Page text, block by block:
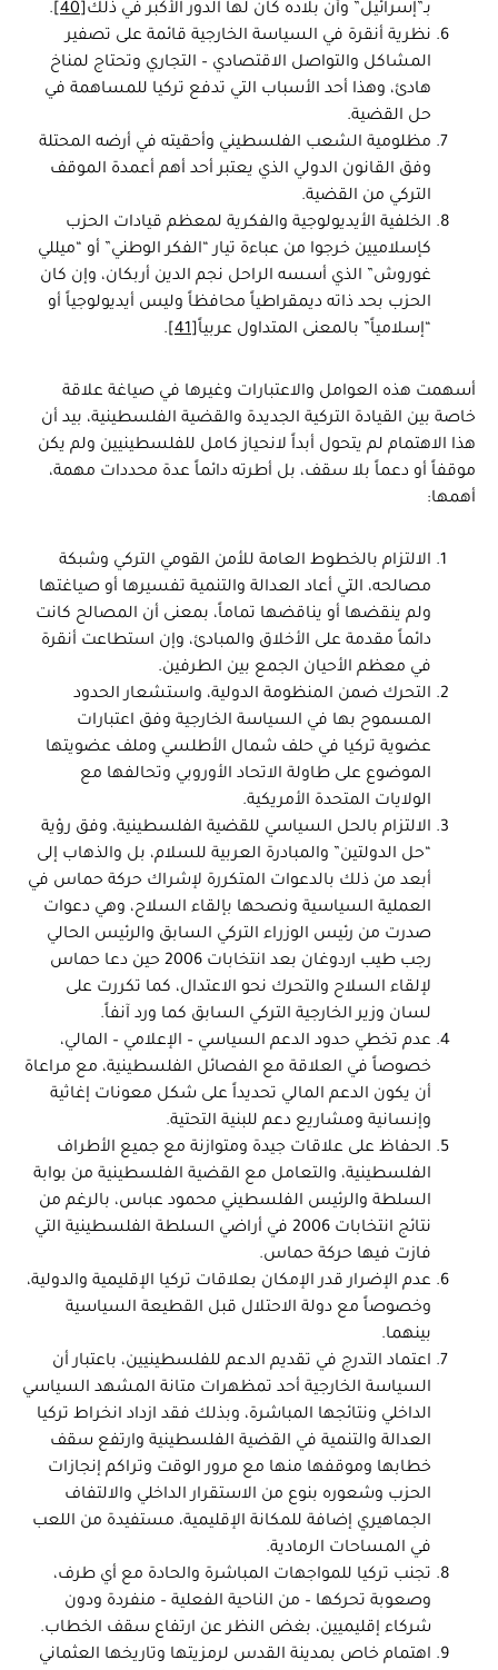
بـ”إسرائيل” وأن بلاده كان لها الدور الأكبر في ذلك[40]
.
نظرية أنقرة في السياسة الخارجية قائمة على تصفير
المشاكل والتواصل الاقتصادي – التجاري وتحتاج لمناخ
هادئ، وهذا أحد الأسباب التي تدفع تركيا للمساهمة في
حل القضية.
مظلومية الشعب الفلسطيني وأحقيته في أرضه المحتلة
وفق القانون الدولي الذي يعتبر أحد أهم أعمدة الموقف
التركي من القضية.
الخلفية الأيديولوجية والفكرية لمعظم قيادات الحزب
كإسلاميين خرجوا من عباءة تيار “الفكر الوطني” أو “ميللي
غوروش” الذي أسسه الراحل نجم الدين أربكان، وإن كان
الحزب بحد ذاته ديمقراطياً محافظاً وليس أيديولوجياً أو
“إسلامياً” بالمعنى المتداول عربياً[41]
.
أسهمت هذه العوامل والاعتبارات وغيرها في صياغة علاقة
خاصة بين القيادة التركية الجديدة والقضية الفلسطينية، بيد أن
هذا الاهتمام لم يتحول أبداً لانحياز كامل للفلسطينيين ولم يكن
موقفاً أو دعماً بلا سقف، بل أطرته دائماً عدة محددات مهمة،
أهمها:
الالتزام بالخطوط العامة للأمن القومي التركي وشبكة
مصالحه، التي أعاد العدالة والتنمية تفسيرها أو صياغتها
ولم ينقضها أو يناقضها تماماً، بمعنى أن المصالح كانت
دائماً مقدمة على الأخلاق والمبادئ، وإن استطاعت أنقرة
في معظم الأحيان الجمع بين الطرفين.
التحرك ضمن المنظومة الدولية، واستشعار الحدود
المسموح بها في السياسة الخارجية وفق اعتبارات
عضوية تركيا في حلف شمال الأطلسي وملف عضويتها
الموضوع على طاولة الاتحاد الأوروبي وتحالفها مع
الولايات المتحدة الأمريكية.
الالتزام بالحل السياسي للقضية الفلسطينية، وفق رؤية
“حل الدولتين” والمبادرة العربية للسلام، بل والذهاب إلى
أبعد من ذلك بالدعوات المتكررة لإشراك حركة حماس في
العملية السياسية ونصحها بإلقاء السلاح، وهي دعوات
صدرت من رئيس الوزراء التركي السابق والرئيس الحالي
رجب طيب اردوغان بعد انتخابات 2006 حين دعا حماس
لإلقاء السلاح والتحرك نحو الاعتدال، كما تكررت على
لسان وزير الخارجية التركي السابق كما ورد آنفاً.
عدم تخطي حدود الدعم السياسي – الإعلامي – المالي،
خصوصاً في العلاقة مع الفصائل الفلسطينية، مع مراعاة
أن يكون الدعم المالي تحديداً على شكل معونات إغاثية
وإنسانية ومشاريع دعم للبنية التحتية.
الحفاظ على علاقات جيدة ومتوازنة مع جميع الأطراف
الفلسطينية، والتعامل مع القضية الفلسطينية من بوابة
السلطة والرئيس الفلسطيني محمود عباس، بالرغم من
نتائج انتخابات 2006 في أراضي السلطة الفلسطينية التي
فازت فيها حركة حماس.
عدم الإضرار قدر الإمكان بعلاقات تركيا الإقليمية والدولية،
وخصوصاً مع دولة الاحتلال قبل القطيعة السياسية
بينهما.
اعتماد التدرج في تقديم الدعم للفلسطينيين، باعتبار أن
السياسة الخارجية أحد تمظهرات متانة المشهد السياسي
الداخلي ونتائجها المباشرة، وبذلك فقد ازداد انخراط تركيا
العدالة والتنمية في القضية الفلسطينية وارتفع سقف
خطابها وموقفها منها مع مرور الوقت وتراكم إنجازات
الحزب وشعوره بنوع من الاستقرار الداخلي والالتفاف
الجماهيري إضافة للمكانة الإقليمية، مستفيدة من اللعب
في المساحات الرمادية.
تجنب تركيا للمواجهات المباشرة والحادة مع أي طرف،
وصعوبة تحركها – من الناحية الفعلية – منفردة ودون
شركاء إقليميين، بغض النظر عن ارتفاع سقف الخطاب.
اهتمام خاص بمدينة القدس لرمزيتها وتاريخها العثماني